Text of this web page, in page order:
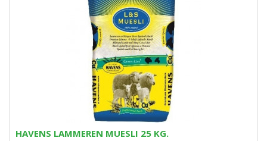
HAVENS LAMMEREN MUESLI 25 KG.